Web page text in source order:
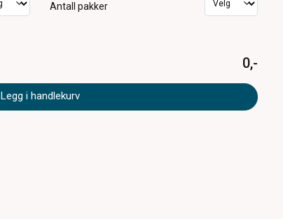
Antall pakker
0,-
Legg i handlekurv